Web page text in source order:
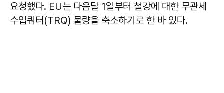
요청했다. EU는 다음달 1일부터 철강에 대한 무관세
수입쿼터(TRQ) 물량을 축소하기로 한 바 있다.